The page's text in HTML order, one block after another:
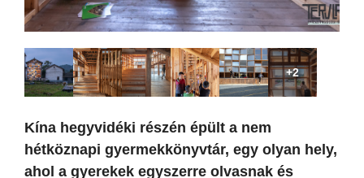
+2
Kína hegyvidéki részén épült a nem
hétköznapi gyermekkönyvtár, egy olyan hely,
ahol a gyerekek egyszerre olvasnak és